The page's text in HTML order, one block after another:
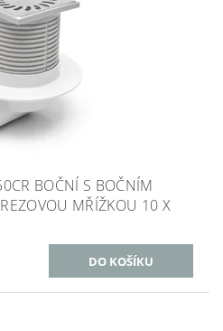
BOČNÍ S BOČNÍM
MŘÍŽKOU 10 X